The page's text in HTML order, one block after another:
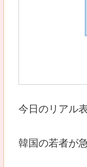
今日のリアル
韓国の若者が